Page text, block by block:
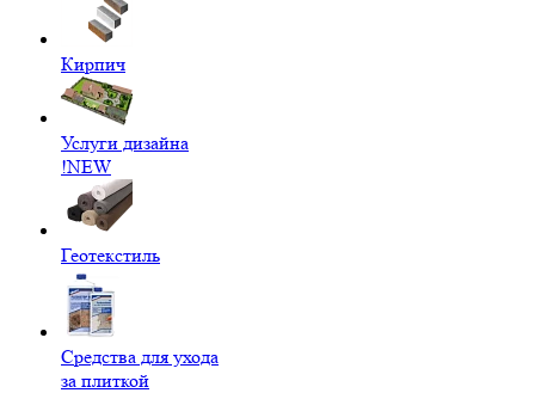
Кирпич
Услуги дизайна
!NEW
Геотекстиль
Средства для ухода
за плиткой